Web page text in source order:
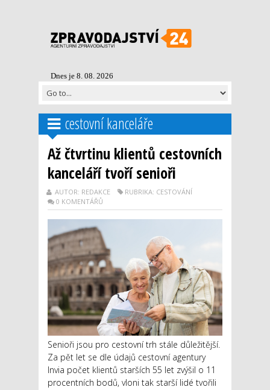
Dnes je 8. 08. 2026
cestovní kanceláře
Až čtvrtinu klientů cestovních
kanceláří tvoří senioři
AUTOR: REDAKCE
RUBRIKA: CESTOVÁNÍ
0 KOMENTÁŘŮ
Senioři jsou pro cestovní trh stále důležitější.
Za pět let se dle údajů cestovní agentury
Invia počet klientů starších 55 let zvýšil o 11
procentních bodů, vloni tak starší lidé tvořili